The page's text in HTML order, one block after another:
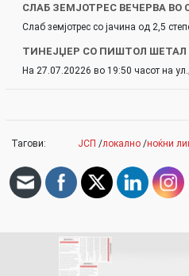
СЛАБ ЗЕМЈОТРЕС ВЕЧЕРВА ВО
Слаб земјотрес со јачина од 2,5
ТИНЕЈЏЕР СО ПИШТОЛ ШЕТАЛ
На 27.07.20226 во 19:50 часот на
Тагови: ЈСП /локално /ноќни